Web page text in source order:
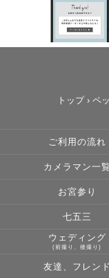
トップ› ペ
ご利用の流れ
カメラマン一覧
お宮参り
七五三
ウェディング
(前撮り、後撮り)
友達、フレンド